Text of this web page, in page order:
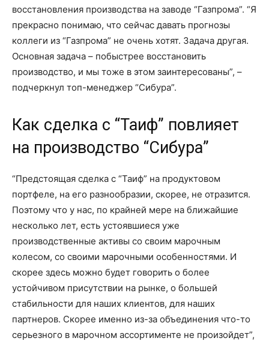
восстановления производства на заводе “Газпрома”. “Я
прекрасно понимаю, что сейчас давать прогнозы
коллеги из “Газпрома” не очень хотят. Задача другая.
Основная задача – побыстрее восстановить
производство, и мы тоже в этом заинтересованы”, –
подчеркнул топ-менеджер “Сибура”.
Как сделка с “Таиф” повлияет
на производство “Сибура”
“Предстоящая сделка с “Таиф” на продуктовом
портфеле, на его разнообразии, скорее, не отразится.
Поэтому что у нас, по крайней мере на ближайшие
несколько лет, есть устоявшиеся уже
производственные активы со своим марочным
колесом, со своими марочными особенностями. И
скорее здесь можно будет говорить о более
устойчивом присутствии на рынке, о большей
стабильности для наших клиентов, для наших
партнеров. Скорее именно из-за объединения что-то
серьезного в марочном ассортименте не произойдет”,